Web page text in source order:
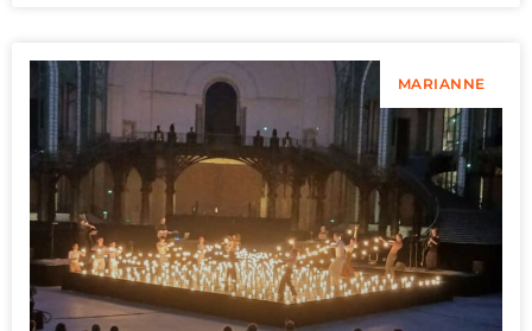
MARIANNE